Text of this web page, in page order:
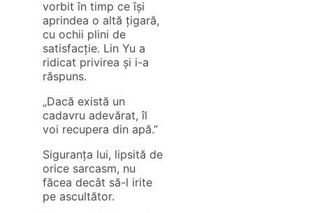
vorbit în timp ce își
aprindea o altă țigară,
cu ochii plini de
satisfacție. Lin Yu a
ridicat privirea și i-a
răspuns.
„Dacă există un
cadavru adevărat, îl
voi recupera din apă.”
Siguranța lui, lipsită de
orice sarcasm, nu
făcea decât să-l irite
pe ascultător.